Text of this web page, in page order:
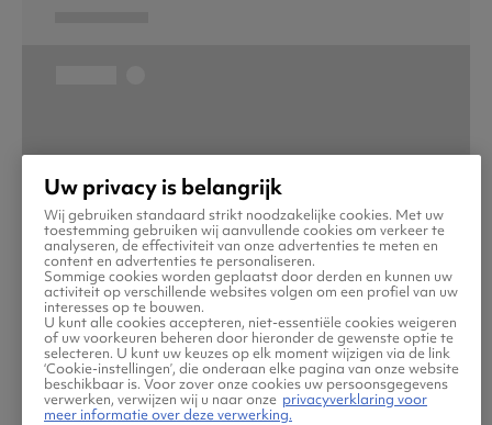
Uw privacy is belangrijk
Wij gebruiken standaard strikt noodzakelijke cookies. Met uw
toestemming gebruiken wij aanvullende cookies om verkeer te
analyseren, de effectiviteit van onze advertenties te meten en
content en advertenties te personaliseren.
Sommige cookies worden geplaatst door derden en kunnen uw
activiteit op verschillende websites volgen om een profiel van uw
interesses op te bouwen.
U kunt alle cookies accepteren, niet-essentiële cookies weigeren
of uw voorkeuren beheren door hieronder de gewenste optie te
selecteren. U kunt uw keuzes op elk moment wijzigen via de link
‘Cookie-instellingen’, die onderaan elke pagina van onze website
beschikbaar is. Voor zover onze cookies uw persoonsgegevens
verwerken, verwijzen wij u naar onze privacyverklaring voor
meer informatie over deze verwerking.